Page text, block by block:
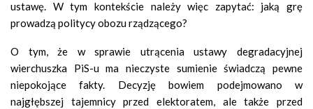
ustawę. W tym kontekście należy więc zapytać: jaką grę
prowadzą politycy obozu rządzącego?
O tym, że w sprawie utrącenia ustawy degradacyjnej
wierchuszka PiS-u ma nieczyste sumienie świadczą pewne
niepokojące fakty. Decyzję bowiem podejmowano w
najgłębszej tajemnicy przed elektoratem, ale także przed